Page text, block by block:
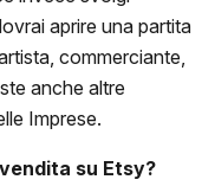
aprire una partita
commerciante,
anche altre
Imprese.
su Etsy?